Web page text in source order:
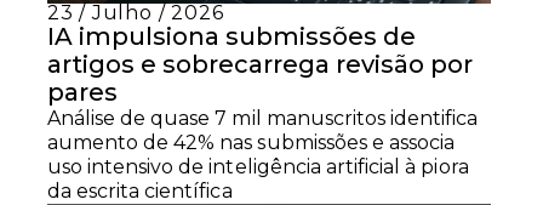
23 / Julho / 2026
IA impulsiona submissões de
artigos e sobrecarrega revisão por
pares
Análise de quase 7 mil manuscritos identifica
aumento de 42% nas submissões e associa
uso intensivo de inteligência artificial à piora
da escrita científica